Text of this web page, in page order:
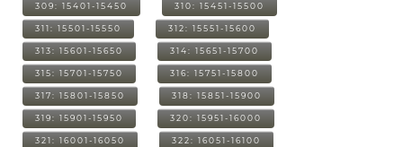
309: 15401-15450 310: 15451-15500
311: 15501-15550 312: 15551-15600
313: 15601-15650 314: 15651-15700
315: 15701-15750 316: 15751-15800
317: 15801-15850 318: 15851-15900
319: 15901-15950 320: 15951-16000
321: 16001-16050 322: 16051-16100